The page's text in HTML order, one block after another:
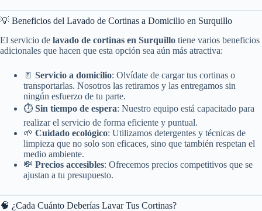
💡 Beneficios del Lavado de Cortinas a Domicilio en Surquillo
El servicio de lavado de cortinas en Surquillo tiene varios beneficios
adicionales que hacen que esta opción sea aún más atractiva:
🚪 Servicio a domicilio: Olvídate de cargar tus cortinas o
transportarlas. Nosotros las retiramos y las entregamos sin
ningún esfuerzo de tu parte.
⏱️ Sin tiempo de espera: Nuestro equipo está capacitado para
realizar el servicio de forma eficiente y puntual.
🌱 Cuidado ecológico: Utilizamos detergentes y técnicas de
limpieza que no solo son eficaces, sino que también respetan el
medio ambiente.
💸 Precios accesibles: Ofrecemos precios competitivos que se
ajustan a tu presupuesto.
🧠 ¿Cada Cuánto Deberías Lavar Tus Cortinas?